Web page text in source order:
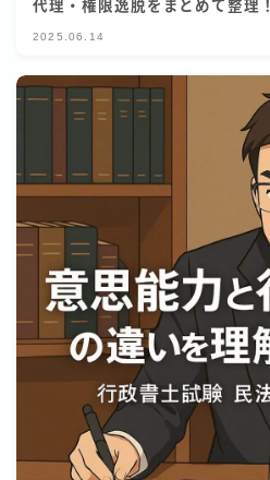
代理・権限逸脱をまとめて整理！
2025.06.14